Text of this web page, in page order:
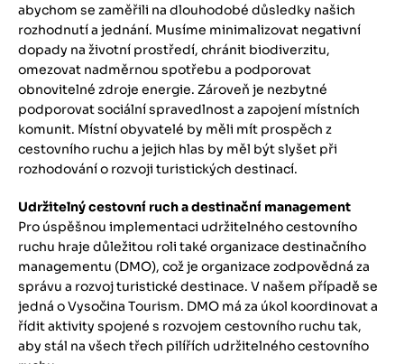
abychom se zaměřili na dlouhodobé důsledky našich
rozhodnutí a jednání. Musíme minimalizovat negativní
dopady na životní prostředí, chránit biodiverzitu,
omezovat nadměrnou spotřebu a podporovat
obnovitelné zdroje energie. Zároveň je nezbytné
podporovat sociální spravedlnost a zapojení místních
komunit. Místní obyvatelé by měli mít prospěch z
cestovního ruchu a jejich hlas by měl být slyšet při
rozhodování o rozvoji turistických destinací.
Udržitelný cestovní ruch a destinační management
Pro úspěšnou implementaci udržitelného cestovního
ruchu hraje důležitou roli také organizace destinačního
managementu (DMO), což je organizace zodpovědná za
správu a rozvoj turistické destinace. V našem případě se
jedná o Vysočina Tourism. DMO má za úkol koordinovat a
řídit aktivity spojené s rozvojem cestovního ruchu tak,
aby stál na všech třech pilířích udržitelného cestovního